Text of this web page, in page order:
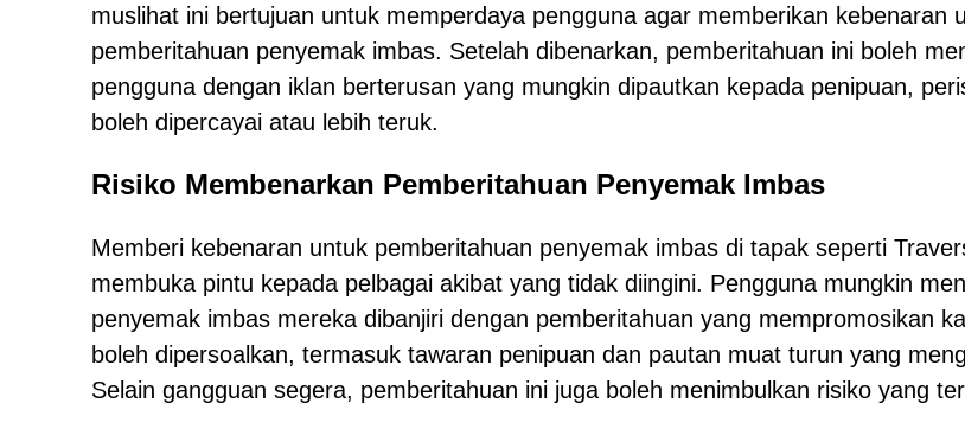
muslihat ini bertujuan untuk memperdaya pengguna agar memberikan kebenaran
pemberitahuan penyemak imbas. Setelah dibenarkan, pemberitahuan ini boleh
pengguna dengan iklan berterusan yang mungkin dipautkan kepada penipuan,
boleh dipercayai atau lebih teruk.
Risiko Membenarkan Pemberitahuan Penyemak Imbas
Memberi kebenaran untuk pemberitahuan penyemak imbas di tapak seperti
membuka pintu kepada pelbagai akibat yang tidak diingini. Pengguna mungkin
penyemak imbas mereka dibanjiri dengan pemberitahuan yang mempromosikan
boleh dipersoalkan, termasuk tawaran penipuan dan pautan muat turun yang
Selain gangguan segera, pemberitahuan ini juga boleh menimbulkan risiko yang